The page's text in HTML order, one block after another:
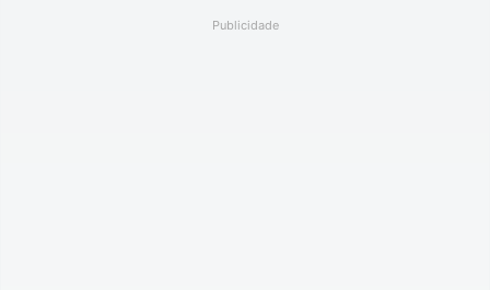
Publicidade